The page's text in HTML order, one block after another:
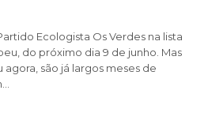
Ecologista Os Verdes na lista
do próximo dia 9 de junho. Mas
são já largos meses de